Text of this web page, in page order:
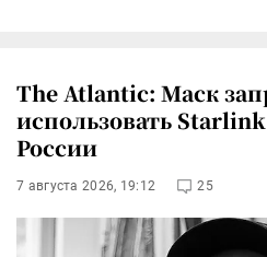
The Atlantic: Маск
использовать
России
7 августа 2026, 19:12 25